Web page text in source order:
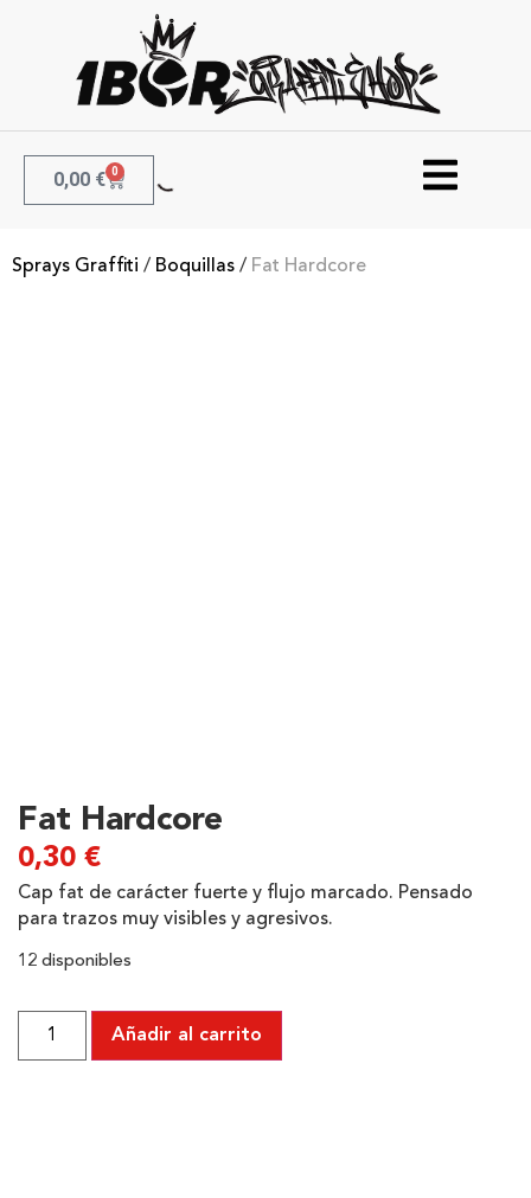
0,00 € 0
Sprays Graffiti / Boquillas / Fat Hardcore
Fat Hardcore
0,30 €
Cap fat de carácter fuerte y flujo marcado. Pensado
para trazos muy visibles y agresivos.
12 disponibles
Añadir al carrito